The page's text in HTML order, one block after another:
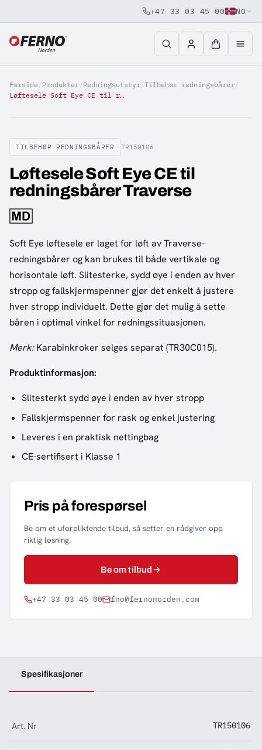
Jump to content
+47 33 03 45 00 NO
Forside/Produkter/Redningsutstyr/Tilbehør redningsbårer/
Løftesele Soft Eye CE til redningsbårer Traverse
TILBEHØR REDNINGSBÅRER TR150106
Løftesele Soft Eye CE til
redningsbårer Traverse
Soft Eye løftesele er laget for løft av Traverse-
redningsbårer og kan brukes til både vertikale og
horisontale løft. Slitesterke, sydd øye i enden av hver
stropp og fallskjermspenner gjør det enkelt å justere
hver stropp individuelt. Dette gjør det mulig å sette
båren i optimal vinkel for redningssituasjonen.
Merk:Karabinkroker selges separat (TR30C015).
Produktinformasjon:
Slitesterkt sydd øye i enden av hver stropp
Fallskjermspenner for rask og enkel justering
Leveres i en praktisk nettingbag
CE-sertifisert i Klasse 1
Pris på forespørsel
Be om et uforpliktende tilbud, så setter en rådgiver opp
riktig løsning.
Be om tilbud
+47 33 03 45 00 fno@fernonorden.com
Spesifikasjoner
Art. Nr TR150106